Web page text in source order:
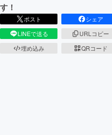
す！
ポスト
シェア
LINEで送る
URLコピー
埋め込み
QRコード